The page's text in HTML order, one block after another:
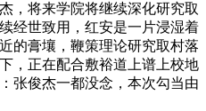
，将来学院将继续深化研究取
经世致用，红安是一片浸湿着
的膏壤，鞭策理论研究取村落
，正在配合敷裕道上谱上校地
张俊杰一都没念，本次勾当由